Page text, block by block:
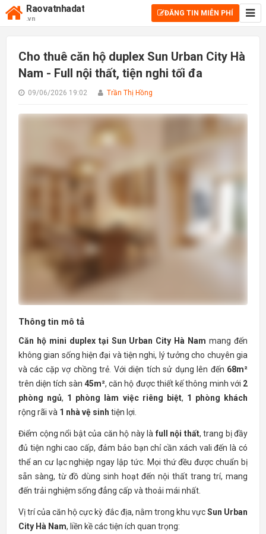
Raovatnhadat
.vn
ĐĂNG TIN MIỄN PHÍ
Cho thuê căn hộ duplex Sun Urban City Hà
Nam - Full nội thất, tiện nghi tối đa
09/06/2026 19:02 Trần Thị Hồng
Thông tin mô tả
Căn hộ mini duplex tại Sun Urban City Hà Nam mang đến
không gian sống hiện đại và tiện nghi, lý tưởng cho chuyên gia
và các cặp vợ chồng trẻ. Với diện tích sử dụng lên đến 68m²
trên diện tích sàn 45m², căn hộ được thiết kế thông minh với 2
phòng ngủ, 1 phòng làm việc riêng biệt, 1 phòng khách
rộng rãi và 1 nhà vệ sinh tiện lợi.
Điểm cộng nổi bật của căn hộ này là full nội thất, trang bị đầy
đủ tiện nghi cao cấp, đảm bảo bạn chỉ cần xách vali đến là có
thể an cư lạc nghiệp ngay lập tức. Mọi thứ đều được chuẩn bị
sẵn sàng, từ đồ dùng sinh hoạt đến nội thất trang trí, mang
đến trải nghiệm sống đẳng cấp và thoải mái nhất.
Vị trí của căn hộ cực kỳ đắc địa, nằm trong khu vựcSun Urban
City Hà Nam, liền kề các tiện ích quan trọng: